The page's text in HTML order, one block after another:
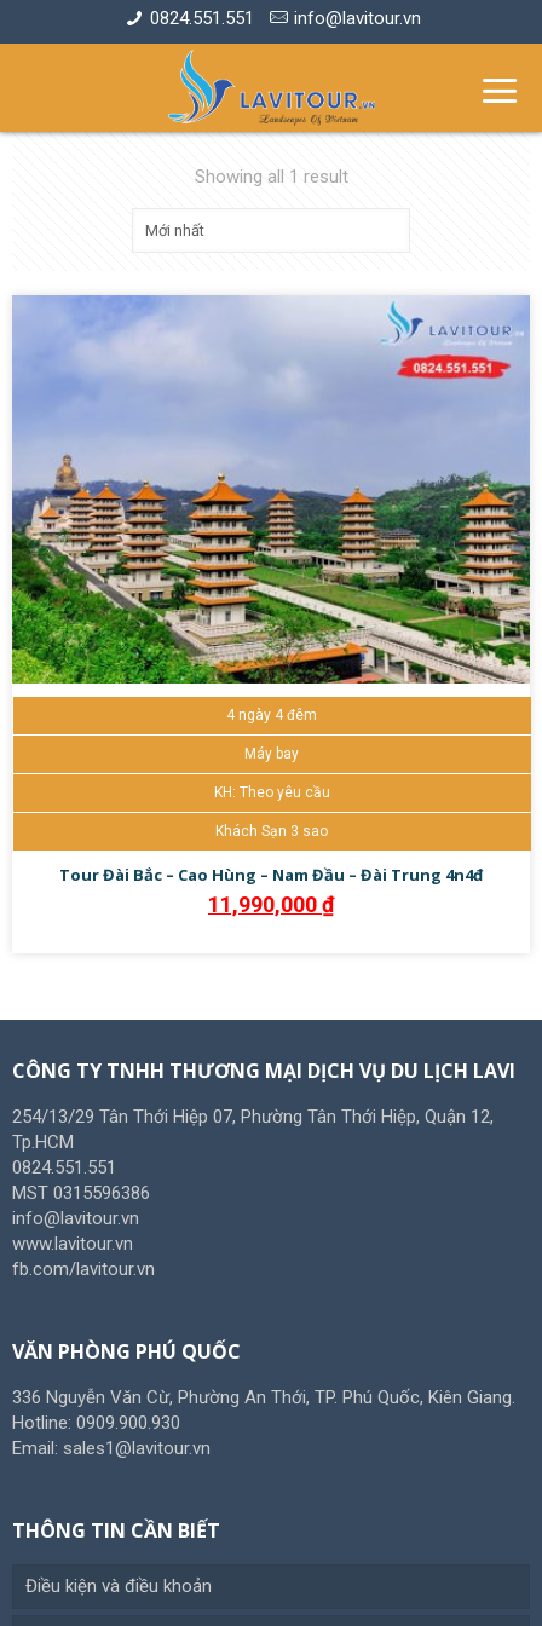
0824.551.551 info@lavitour.vn
Showing all 1 result
4 ngày 4 đêm
Máy bay
KH: Theo yêu cầu
Khách Sạn 3 sao
Tour Đài Bắc – Cao Hùng – Nam Đầu – Đài Trung 4n4đ
11,990,000₫
CÔNG TY TNHH THƯƠNG MẠI DỊCH VỤ DU LỊCH LAVI
254/13/29 Tân Thới Hiệp 07, Phường Tân Thới Hiệp, Quận 12,
Tp.HCM
0824.551.551
MST 0315596386
info@lavitour.vn
www.lavitour.vn
fb.com/lavitour.vn
VĂN PHÒNG PHÚ QUỐC
336 Nguyễn Văn Cừ, Phường An Thới, TP. Phú Quốc, Kiên Giang.
Hotline: 0909.900.930
Email: sales1@lavitour.vn
THÔNG TIN CẦN BIẾT
Điều kiện và điều khoản